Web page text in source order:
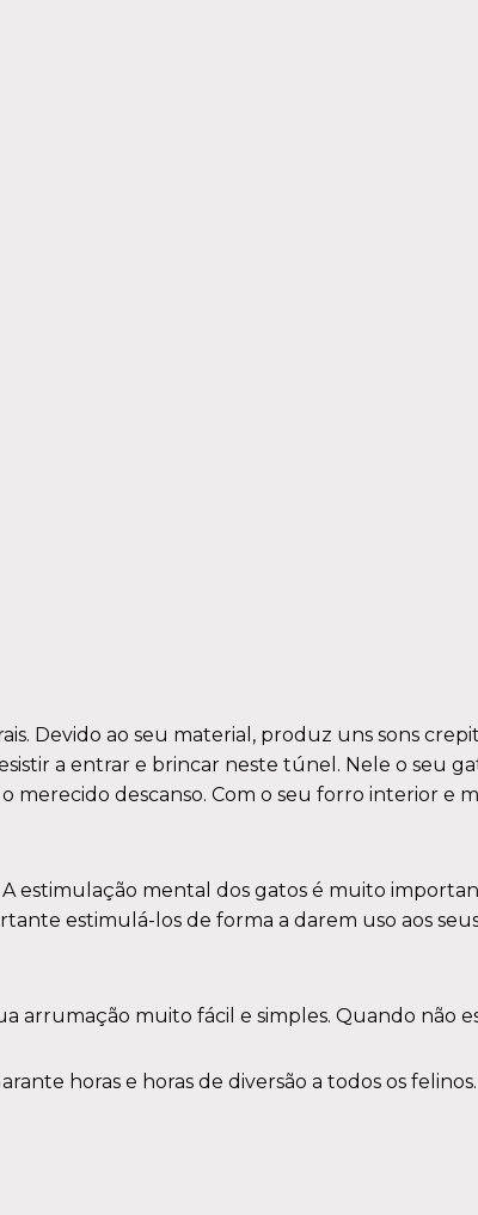
Devido ao seu material, produz uns sons
a entrar e brincar neste túnel. Nele o seu
descanso. Com o seu forro interior e
estimulação mental dos gatos é muito
estimulá-los de forma a darem uso aos
arrumação muito fácil e simples. Quando não
horas e horas de diversão a todos os felinos.